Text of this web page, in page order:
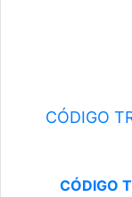
CÓDIGO
CÓDIGO